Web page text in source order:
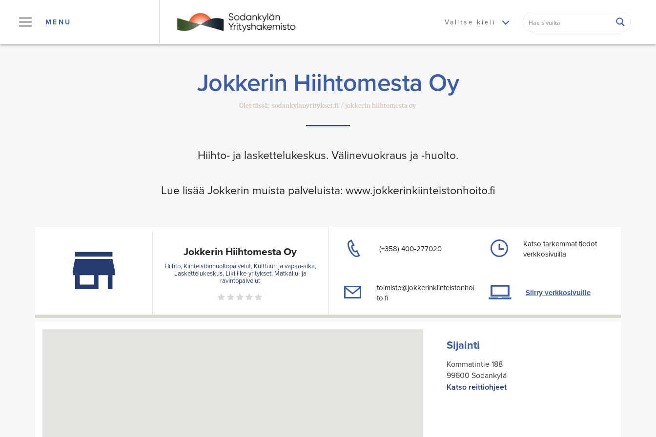
MENU Valitse kieli
Jokkerin Hiihtomesta Oy
Olet tässä: sodankylanyritykset.fi jokkerin hiihtomesta oy
Hiihto- ja laskettelukeskus. Välinevuokraus ja -huolto.
Lue lisää Jokkerin muista palveluista: www.jokkerinkiinteistonhoito.fi
Jokkerin Hiihtomesta Oy
Hiihto, Kiinteistönhuoltopalvelut, Kulttuuri ja vapaa-aika,
Laskettelukeskus, Likiliike-yritykset, Matkailu- ja
ravintopalvelut
(+358) 400-277020
toimisto@jokkerinkiinteistonhoi
to.fi
Katso tarkemmat tiedot
verkkosivuilta
Siirry verkkosivuille
Sijainti
Kommatintie 188
99600 Sodankylä
Katso reittiohjeet